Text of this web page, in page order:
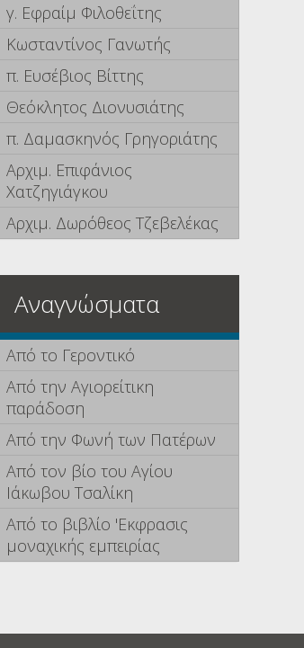
γ. Εφραίμ Φιλοθεΐτης
Κωσταντίνος Γανωτής
π. Ευσέβιος Βίττης
Θεόκλητος Διονυσιάτης
π. Δαμασκηνός Γρηγοριάτης
Αρχιμ. Επιφάνιος
Χατζηγιάγκου
Αρχιμ. Δωρόθεος Τζεβελέκας
Αναγνώσματα
Από το Γεροντικό
Από την Αγιορείτικη
παράδοση
Από την Φωνή των Πατέρων
Από τον βίο του Αγίου
Ιάκωβου Τσαλίκη
Από το βιβλίο 'Εκφρασις
μοναχικής εμπειρίας